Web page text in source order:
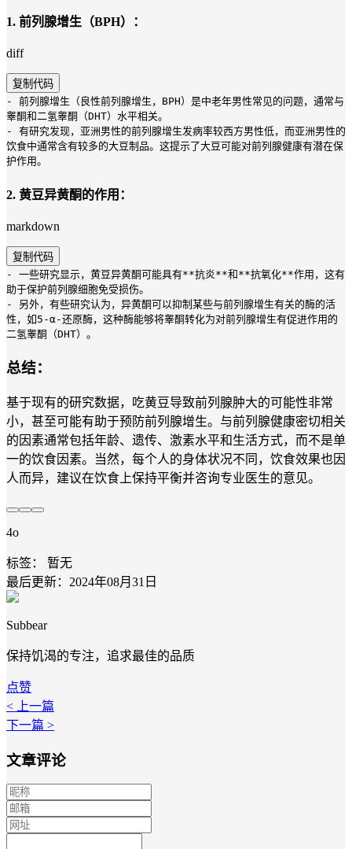
1. 前列腺增生（BPH） ：
diff
复制代码
- 前列腺增生（良性前列腺增生，BPH）是中老年男性常见的问题，通常与
睾酮和二氢睾酮（DHT）水平相关。
- 有研究发现，亚洲男性的前列腺增生发病率较西方男性低，而亚洲男性的
饮食中通常含有较多的大豆制品。这提示了大豆可能对前列腺健康有潜在保
护作用。
2. 黄豆异黄酮的作用 ：
markdown
复制代码
-
一些研究显示，黄豆异黄酮可能具有**抗炎**和 **抗氧化**作用，这有
助于保护前列腺细胞免受损伤。
-
另外，有些研究认为，异黄酮可以抑制某些与前列腺增生有关的酶的活
性，如5-α-还原酶，这种酶能够将睾酮转化为对前列腺增生有促进作用的
二氢睾酮（DHT）。
总结：
基于现有的研究数据，吃黄豆导致前列腺肿大的可能性非常
小，甚至可能有助于预防前列腺增生。与前列腺健康密切相关
的因素通常包括年龄、遗传、激素水平和生活方式，而不是单
一的饮食因素。当然，每个人的身体状况不同，饮食效果也因
人而异，建议在饮食上保持平衡并咨询专业医生的意见。
4o
标签：
暂无
最后更新：2024年08月31日
Subbear
保持饥渴的专注，追求最佳的品质
点赞
< 上一篇
下一篇 >
文章评论